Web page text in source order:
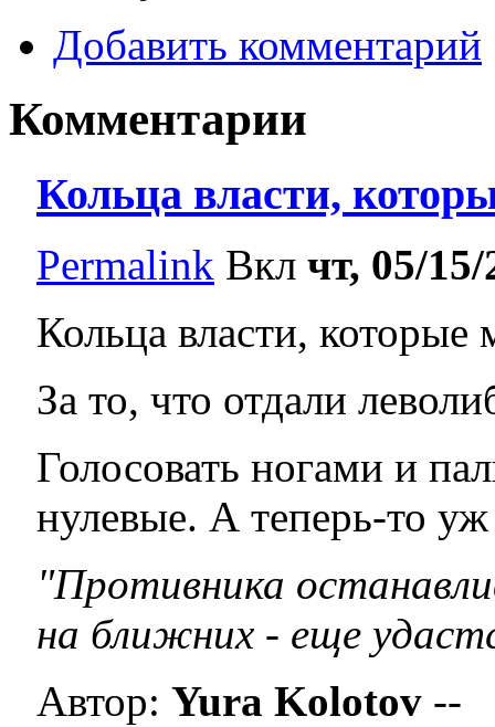
Добавить комментарий
Комментарии
Кольца власти,
Permalink Вкл чт, 05/
Кольца власти,
За то, что отдали
Голосовать ногами и
нулевые. А теперь-то
"Противника
на ближних - еще
Автор: Yura Kolotov --